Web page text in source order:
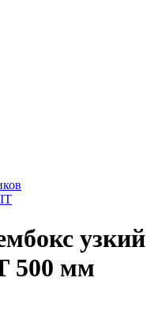
узкий
500 мм